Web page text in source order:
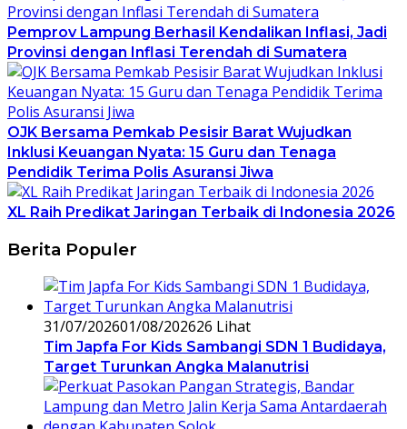
Pemprov Lampung Berhasil Kendalikan Inflasi, Jadi
Provinsi dengan Inflasi Terendah di Sumatera
OJK Bersama Pemkab Pesisir Barat Wujudkan
Inklusi Keuangan Nyata: 15 Guru dan Tenaga
Pendidik Terima Polis Asuransi Jiwa
XL Raih Predikat Jaringan Terbaik di Indonesia 2026
Berita Populer
31/07/202601/08/202626 Lihat
Tim Japfa For Kids Sambangi SDN 1 Budidaya,
Target Turunkan Angka Malanutrisi